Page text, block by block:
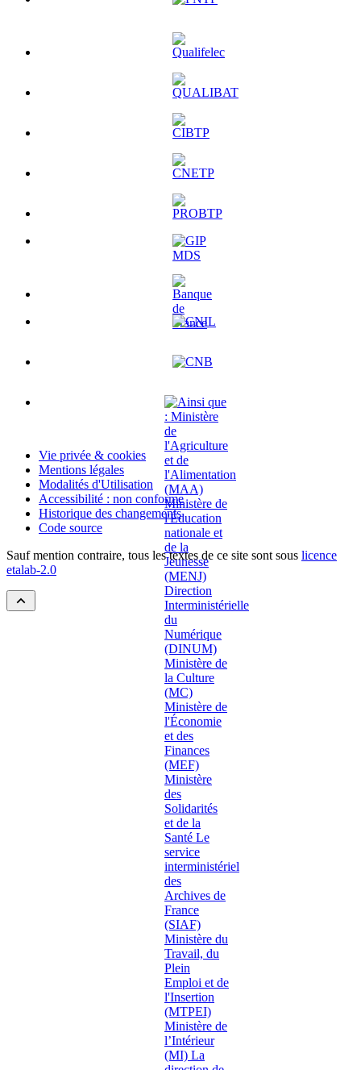
Vie privée & cookies
Mentions légales
Modalités d'Utilisation
Accessibilité : non conforme
Historique des changements
Code source
Sauf mention contraire, tous les textes de ce site sont sous licence
etalab-2.0